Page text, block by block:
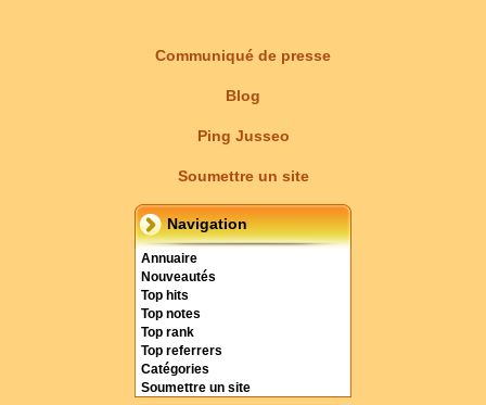
Communiqué de presse
Blog
Ping Jusseo
Soumettre un site
Navigation
Annuaire
Nouveautés
Top hits
Top notes
Top rank
Top referrers
Catégories
Soumettre un site